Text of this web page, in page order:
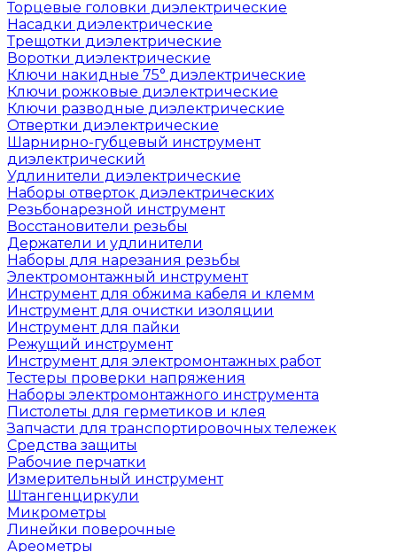
Торцевые головки диэлектрические
Насадки диэлектрические
Трещотки диэлектрические
Воротки диэлектрические
Ключи накидные 75° диэлектрические
Ключи рожковые диэлектрические
Ключи разводные диэлектрические
Отвертки диэлектрические
Шарнирно-губцевый инструмент
диэлектрический
Удлинители диэлектрические
Наборы отверток диэлектрических
Резьбонарезной инструмент
Восстановители резьбы
Держатели и удлинители
Наборы для нарезания резьбы
Электромонтажный инструмент
Инструмент для обжима кабеля и клемм
Инструмент для очистки изоляции
Инструмент для пайки
Режущий инструмент
Инструмент для электромонтажных работ
Тестеры проверки напряжения
Наборы электромонтажного инструмента
Пистолеты для герметиков и клея
Запчасти для транспортировочных тележек
Средства защиты
Рабочие перчатки
Измерительный инструмент
Штангенциркули
Микрометры
Линейки поверочные
Ареометры